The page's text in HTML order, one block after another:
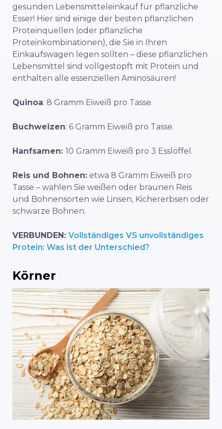
gesunden Lebensmitteleinkauf für pflanzliche
Esser! Hier sind einige der besten pflanzlichen
Proteinquellen (oder pflanzliche
Proteinkombinationen), die Sie in Ihren
Einkaufswagen legen sollten – diese pflanzlichen
Lebensmittel sind vollgestopft mit Protein und
enthalten alle essenziellen Aminosäuren!
Quinoa: 8 Gramm Eiweiß pro Tasse.
Buchweizen: 6 Gramm Eiweiß pro Tasse.
Hanfsamen: 10 Gramm Eiweiß pro 3 Esslöffel.
Reis und Bohnen: etwa 8 Gramm Eiweiß pro
Tasse – wählen Sie weißen oder braunen Reis
und Bohnensorten wie Linsen, Kichererbsen oder
schwarze Bohnen.
VERBUNDEN: Vollständiges VS unvollständiges
Protein: Was ist der Unterschied?
Körner